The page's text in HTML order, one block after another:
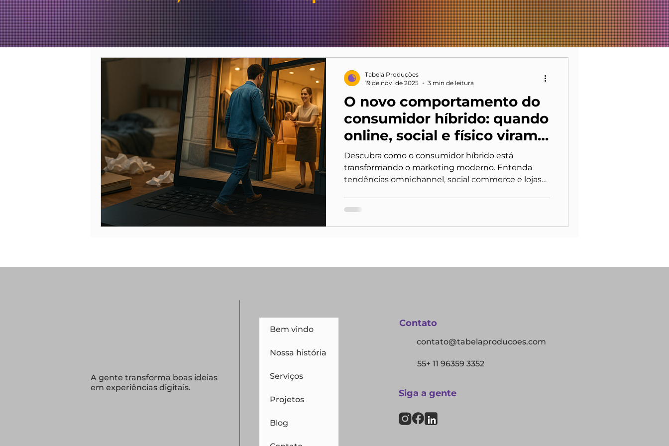
O novo comportamento do
consumidor híbrido: quando
online, social e físico viram
uma coisa só
Descubra como o consumidor híbrido está
transformando o marketing moderno. Entenda
tendências omnichannel, social commerce e lojas
digital, social e físico.
Tabela Produções
19 de nov. de 2025
3 min de leitura
A gente transforma boas ideias
em experiências digitais.
Bem vindo
Nossa história
Serviços
Projetos
Blog
Contato
contato@tabelaproducoes.com
55+ 11 96359 3352
Siga a gente